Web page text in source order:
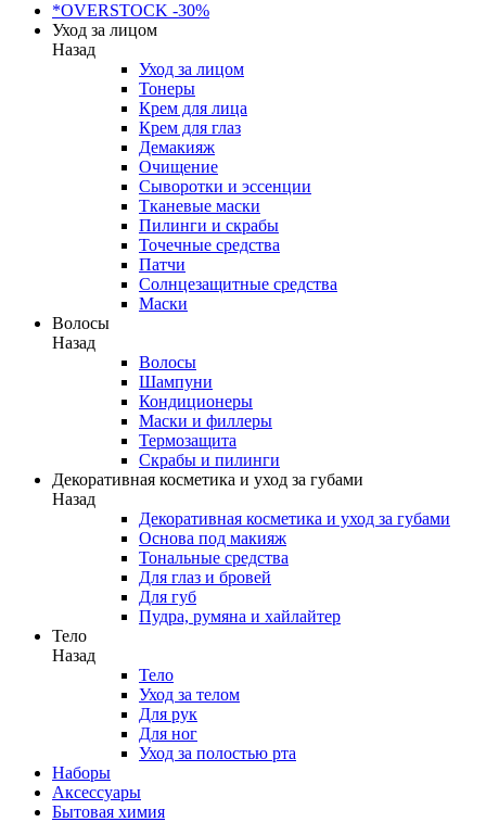
*OVERSTOCK -30%
Уход за лицом
Назад
Уход за лицом
Тонеры
Крем для лица
Крем для глаз
Демакияж
Очищение
Сыворотки и эссенции
Тканевые маски
Пилинги и скрабы
Точечные средства
Патчи
Солнцезащитные средства
Маски
Волосы
Назад
Волосы
Шампуни
Кондиционеры
Маски и филлеры
Термозащита
Скрабы и пилинги
Декоративная косметика и уход за губами
Назад
Декоративная косметика и уход за губами
Основа под макияж
Тональные средства
Для глаз и бровей
Для губ
Пудра, румяна и хайлайтер
Тело
Назад
Тело
Уход за телом
Для рук
Для ног
Уход за полостью рта
Наборы
Аксессуары
Бытовая химия